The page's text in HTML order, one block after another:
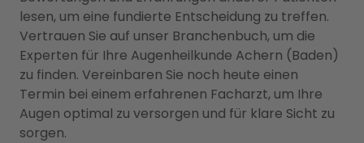
lesen, um eine fundierte Entscheidung zu treffen.
Vertrauen Sie auf unser Branchenbuch, um die
Experten für Ihre Augenheilkunde Achern (Baden)
zu finden. Vereinbaren Sie noch heute einen
Termin bei einem erfahrenen Facharzt, um Ihre
Augen optimal zu versorgen und für klare Sicht zu
sorgen.